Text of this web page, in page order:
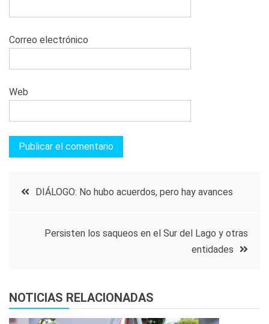
Correo electrónico
Web
Navegación
DIÁLOGO: No hubo acuerdos, pero hay avances
Persisten los saqueos en el Sur del Lago y otras
entidades
NOTICIAS RELACIONADAS